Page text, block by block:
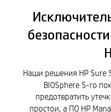
Наши решения HP Sure
BIOSphere 5-го
предотвратить
простои, а ПО HP